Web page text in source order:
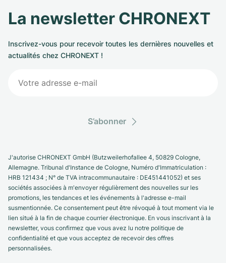
La newsletter CHRONEXT
Inscrivez-vous pour recevoir toutes les dernières nouvelles et
actualités chez CHRONEXT !
S’abonner
J'autorise CHRONEXT GmbH (Butzweilerhofallee 4, 50829 Cologne,
Allemagne. Tribunal d'Instance de Cologne, Numéro d'Immatriculation :
HRB 121434 ; N° de TVA intracommunautaire : DE451441052) et ses
sociétés associées à m'envoyer régulièrement des nouvelles sur les
promotions, les tendances et les événements à l'adresse e-mail
susmentionnée. Ce consentement peut être révoqué à tout moment via le
lien situé à la fin de chaque courrier électronique. En vous inscrivant à la
newsletter, vous confirmez que vous avez lu notre politique de
confidentialité et que vous acceptez de recevoir des offres
personnalisées.